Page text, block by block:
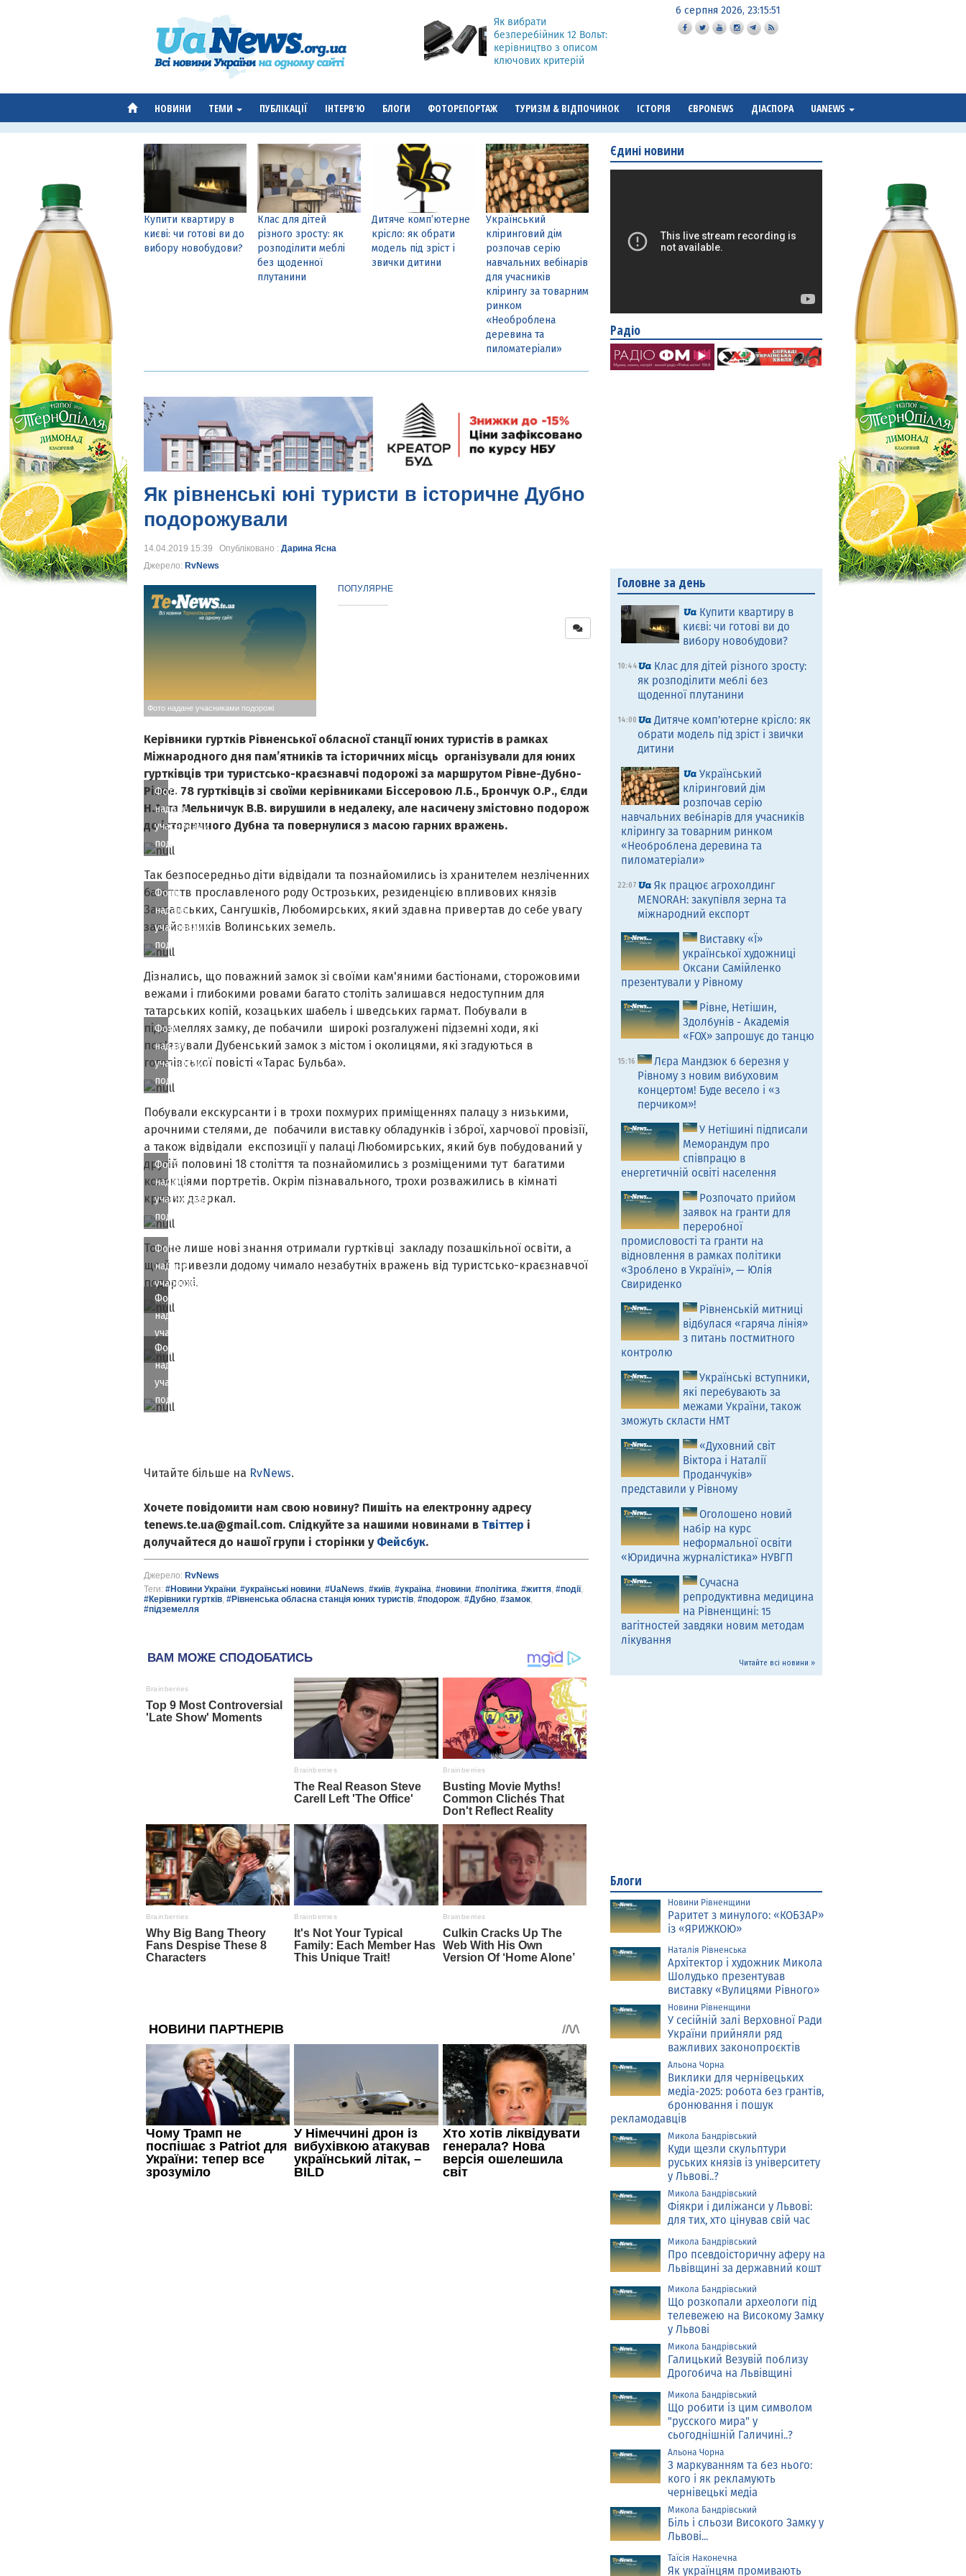
Як вибрати
безперебійник 12 Вольт:
керівництво з описом
ключових критерій
6 серпня 2026, 23:15:52
НОВИНИ ТЕМИ ПУБЛІКАЦІЇ ІНТЕРВ'Ю БЛОГИ ФОТОРЕПОРТАЖ ТУРИЗМ & ВІДПОЧИНОК ІСТОРІЯ ЄВРОNEWS ДІАСПОРА UANEWS
Купити квартиру в
києві: чи готові ви до
вибору новобудови?
Клас для дітей
різного зросту: як
розподілити меблі
без щоденної
плутанини
Дитяче комп’ютерне
крісло: як обрати
модель під зріст і
звички дитини
Український
кліринговий дім
розпочав серію
навчальних вебінарів
для учасників
клірингу за товарним
ринком
«Необроблена
деревина та
пиломатеріали»
Як рівненські юні туристи в історичне Дубно
подорожували
14.04.2019 15:39 Опубліковано : Дарина Ясна
Джерело: RvNews
Фото надане учасниками подорожі
ПОПУЛЯРНЕ
Керівники гуртків Рівненської обласної станції юних туристів в рамках
Міжнародного дня пам’ятників та історичних місць організували для юних
гуртківців три туристсько-краєзнавчі подорожі за маршрутом Рівне-Дубно-
Рівне. 78 гуртківців зі своїми керівниками Біссеровою Л.Б., Брончук О.Р., Єлди
Н.А. та Мельничук В.В. вирушили в недалеку, але насичену змістовно подорож
до історичного Дубна та повернулися з масою гарних вражень.
Фото
надане
учасниками
подорожі
Так безпосередньо діти відвідали та познайомились із хранителем незліченних
багатств прославленого роду Острозьких, резиденцією впливових князів
Заславських, Сангушків, Любомирських, який здавна привертав до себе увагу
завойовників Волинських земель.
Фото
надане
учасниками
подорожі
Дізнались, що поважний замок зі своїми кам'яними бастіонами, сторожовими
вежами і глибокими ровами багато століть залишався недоступним для
татарських копій, козацьких шабель і шведських гармат. Побували в
підземеллях замку, де побачили широкі розгалужені підземні ходи, які
пов'язували Дубенський замок з містом і околицями, які згадуються в
гоголівської повісті «Тарас Бульба».
Фото
надане
учасниками
подорожі
Побували екскурсанти і в трохи похмурих приміщеннях палацу з низькими,
арочними стелями, де побачили виставку обладунків і зброї, харчової провізії,
а також відвідали експозиції у палаці Любомирських, який був побудований у
другій половині 18 століття та познайомились з розміщеними тут багатими
колекціями портретів. Окрім пізнавального, трохи розважились в кімнаті
кривих дзеркал.
Фото
надане
учасниками
подорожі
Тож не лише нові знання отримали гуртківці закладу позашкільної освіти, а
ще й привезли додому чимало незабутніх вражень від туристсько-краєзнавчої
подорожі.
Фото
надане
учасниками
подорожі
Фото
надане
учасниками
подорожі
Фото
надане
учасниками
подорожі
Читайте більше на RvNews.
Хочете повідомити нам свою новину? Пишіть на електронну адресу
tenews.te.ua@gmail.com. Слідкуйте за нашими новинами в Твіттер і
долучайтеся до нашої групи і сторінки у Фейсбук.
Джерело: RvNews
Теги: #Новини України, #українські новини, #UaNews, #київ, #україна, #новини, #політика, #життя, #події,
#Керівники гуртків, #Рівненська обласна станція юних туристів, #подорож, #Дубно, #замок,
#підземелля
Єдині новини
Радіо
Головне за день
Купити квартиру в
києві: чи готові ви до
вибору новобудови?
10:44
Клас для дітей різного зросту:
як розподілити меблі без
щоденної плутанини
14:00
Дитяче комп’ютерне крісло: як
обрати модель під зріст і звички
дитини
Український
кліринговий дім
розпочав серію
навчальних вебінарів для учасників
клірингу за товарним ринком
«Необроблена деревина та
пиломатеріали»
22:07
Як працює агрохолдинг
MENORAH: закупівля зерна та
міжнародний експорт
Виставку «Ї»
української художниці
Оксани Самійленко
презентували у Рівному
Рівне, Нетішин,
Здолбунів - Академія
«FOX» запрошує до танцю
15:16
Лєра Мандзюк 6 березня у
Рівному з новим вибуховим
концертом! Буде весело і «з
перчиком»!
У Нетішині підписали
Меморандум про
співпрацю в
енергетичній освіті населення
Розпочато прийом
заявок на гранти для
переробної
промисловості та гранти на
відновлення в рамках політики
«Зроблено в Україні», — Юлія
Свириденко
Рівненській митниці
відбулася «гаряча лінія»
з питань постмитного
контролю
Українські вступники,
які перебувають за
межами України, також
зможуть скласти НМТ
«Духовний світ
Віктора і Наталії
Проданчуків»
представили у Рівному
Оголошено новий
набір на курс
неформальної освіти
«Юридична журналістика» НУВГП
Сучасна
репродуктивна медицина
на Рівненщині: 15
вагітностей завдяки новим методам
лікування
Читайте всі новини »
Блоги
Новини Рівненщини
Раритет з минулого: «КОБЗАР»
із «ЯРИЖКОЮ»
Наталія Рівненська
Архітектор і художник Микола
Шолудько презентував
виставку «Вулицями Рівного»
Новини Рівненщини
У сесійній залі Верховної Ради
України прийняли ряд
важливих законопроєктів
Альона Чорна
Виклики для чернівецьких
медіа-2025: робота без грантів,
бронювання і пошук
рекламодавців
Микола Бандрівський
Куди щезли скульптури
руських князів із університету
у Львові..?
Микола Бандрівський
Фіякри і диліжанси у Львові:
для тих, хто цінував свій час
Микола Бандрівський
Про псевдоісторичну аферу на
Львівщині за державний кошт
Микола Бандрівський
Що розкопали археологи під
телевежею на Високому Замку
у Львові
Микола Бандрівський
Галицький Везувій поблизу
Дрогобича на Львівщині
Микола Бандрівський
Що робити із цим символом
"русского мира" у
сьогоднішній Галичині..?
Альона Чорна
З маркуванням та без нього:
кого і як рекламують
чернівецькі медіа
Микола Бандрівський
Біль і сльози Високого Замку у
Львові...
Таїсія Наконечна
Як українцям промивають